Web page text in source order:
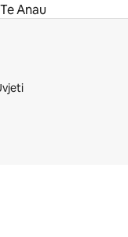
Te Anau